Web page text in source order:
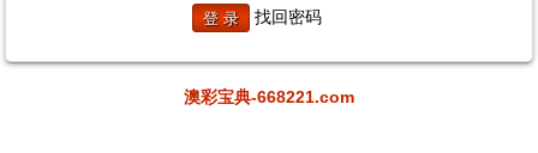
找回密码
澳彩宝典-668221.com